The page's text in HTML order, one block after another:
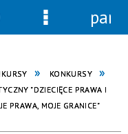
KONKURSY
"DZIECIĘCE PRAWA I
PRAWA, MOJE GRANICE"
Menu